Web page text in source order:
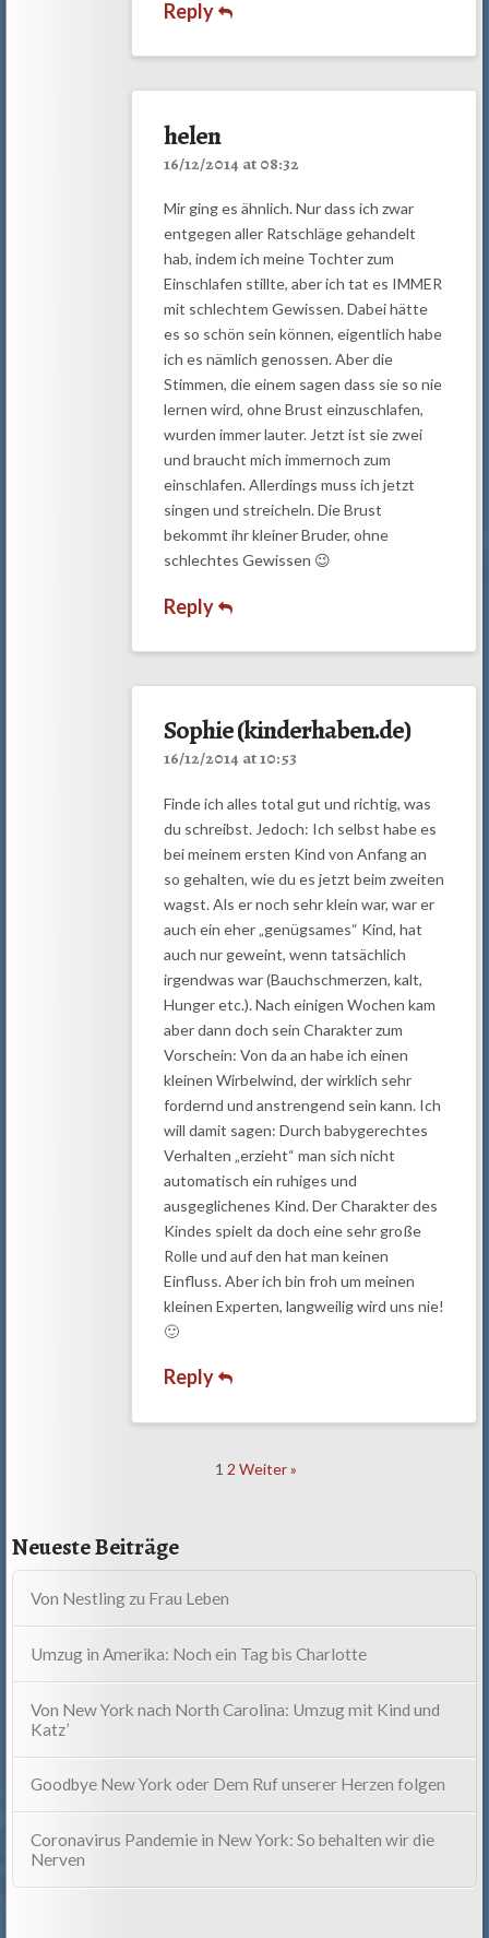
Reply
helen
16/12/2014 at 08:32
Mir ging es ähnlich. Nur dass ich zwar
entgegen aller Ratschläge gehandelt
hab, indem ich meine Tochter zum
Einschlafen stillte, aber ich tat es IMMER
mit schlechtem Gewissen. Dabei hätte
es so schön sein können, eigentlich habe
ich es nämlich genossen. Aber die
Stimmen, die einem sagen dass sie so nie
lernen wird, ohne Brust einzuschlafen,
wurden immer lauter. Jetzt ist sie zwei
und braucht mich immernoch zum
einschlafen. Allerdings muss ich jetzt
singen und streicheln. Die Brust
bekommt ihr kleiner Bruder, ohne
schlechtes Gewissen 😉
Reply
Sophie (kinderhaben.de)
16/12/2014 at 10:53
Finde ich alles total gut und richtig, was
du schreibst. Jedoch: Ich selbst habe es
bei meinem ersten Kind von Anfang an
so gehalten, wie du es jetzt beim zweiten
wagst. Als er noch sehr klein war, war er
auch ein eher „genügsames“ Kind, hat
auch nur geweint, wenn tatsächlich
irgendwas war (Bauchschmerzen, kalt,
Hunger etc.). Nach einigen Wochen kam
aber dann doch sein Charakter zum
Vorschein: Von da an habe ich einen
kleinen Wirbelwind, der wirklich sehr
fordernd und anstrengend sein kann. Ich
will damit sagen: Durch babygerechtes
Verhalten „erzieht“ man sich nicht
automatisch ein ruhiges und
ausgeglichenes Kind. Der Charakter des
Kindes spielt da doch eine sehr große
Rolle und auf den hat man keinen
Einfluss. Aber ich bin froh um meinen
kleinen Experten, langweilig wird uns nie!
🙂
Reply
Comment
navigation
1 2 Weiter »
Neueste Beiträge
Von Nestling zu Frau Leben
Umzug in Amerika: Noch ein Tag bis Charlotte
Von New York nach North Carolina: Umzug mit Kind und
Katz’
Goodbye New York oder Dem Ruf unserer Herzen folgen
Coronavirus Pandemie in New York: So behalten wir die
Nerven